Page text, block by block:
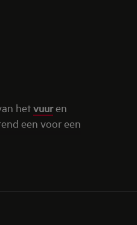
hetvuuren
een voor een